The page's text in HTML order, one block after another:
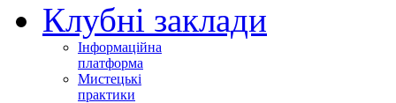
Клубні заклади
Інформаційна
платформа
Мистецькі
практики